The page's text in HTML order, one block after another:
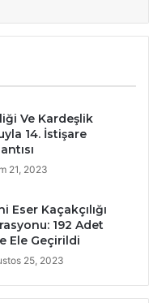
Ve Kardeşlik
14. İstişare
21, 2023
Eser Kaçakçılığı
192 Adet
Ele Geçirildi
25, 2023